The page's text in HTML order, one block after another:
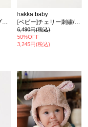
[ベビー]ダイナソープリントウエスタンハット
hakka baby
[ベビー]チェリー刺繍/恐竜刺繍日よけ付きハット
6,490円(税込)
50%OFF
3,245円(税込)